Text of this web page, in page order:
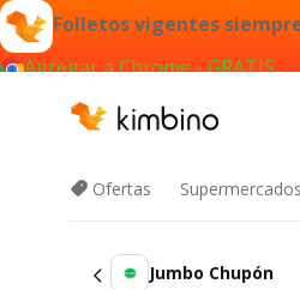
Folletos vigentes
Agregar a Chrome - GRATIS
Ofertas Supermercados
Jumbo Chupón